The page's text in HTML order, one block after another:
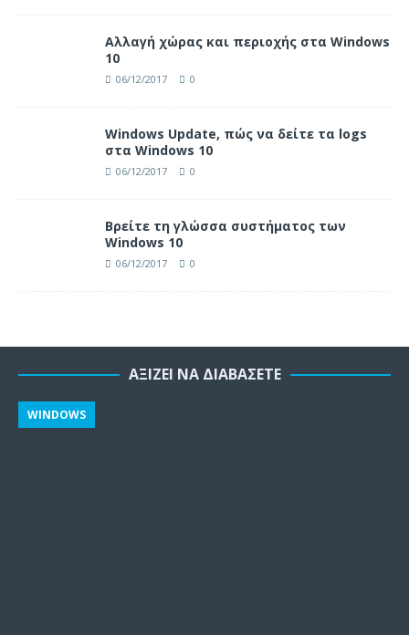
Αλλαγή χώρας και περιοχής στα Windows
10
06/12/2017 0
Windows Update, πώς να δείτε τα logs
στα Windows 10
06/12/2017 0
Βρείτε τη γλώσσα συστήματος των
Windows 10
06/12/2017 0
ΑΞΊΖΕΙ ΝΑ ΔΙΑΒΆΣΕΤΕ
WINDOWS